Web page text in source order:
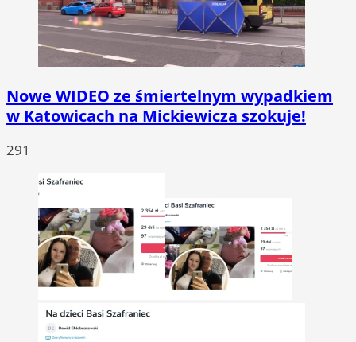
Nowe WIDEO ze śmiertelnym wypadkiem
w Katowicach na Mickiewicza szokuje!
291